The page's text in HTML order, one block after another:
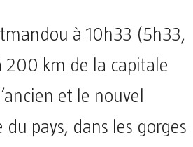
à 10h33 (5h33,
200 km de la capitale
et le nouvel
pays, dans les gorges